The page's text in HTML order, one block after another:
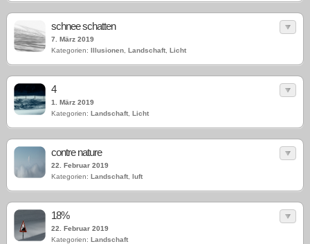
schnee schatten
7. März 2019
Kategorien: Illusionen Landschaft Licht
4
1. März 2019
Kategorien: Landschaft Licht
contre nature
22. Februar 2019
Kategorien: Landschaft luft
18%
22. Februar 2019
Kategorien: Landschaft